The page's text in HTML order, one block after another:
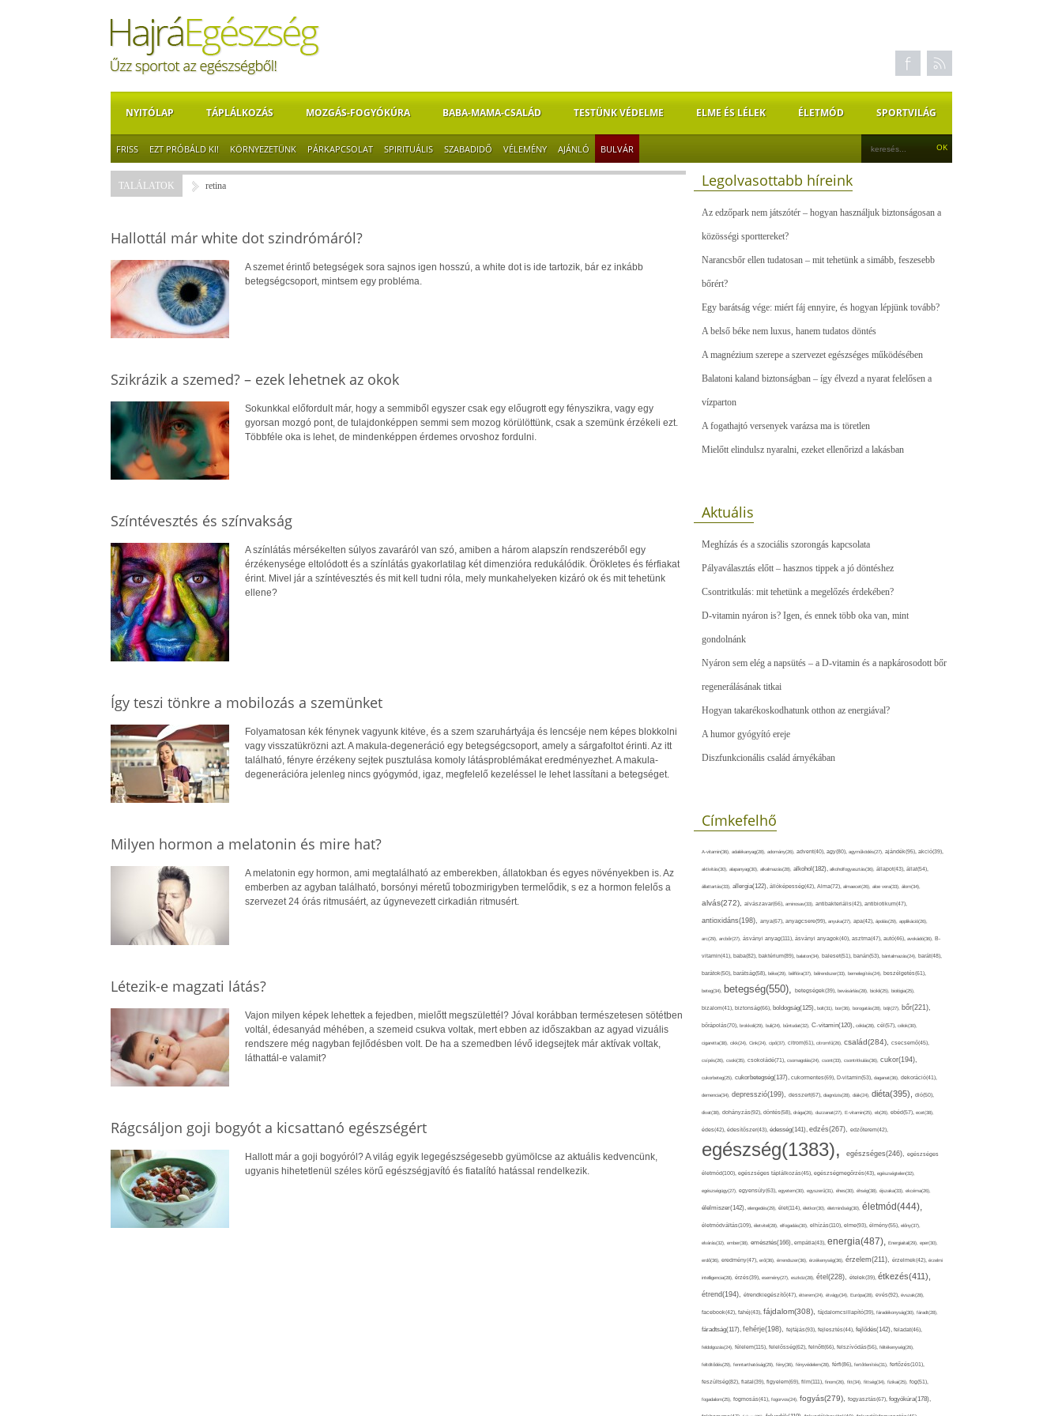
NYITÓLAP TÁPLÁLKOZÁS MOZGÁS-FOGYÓKÚRA BABA-MAMA-CSALÁD TESTÜNK VÉDELME ELME ÉS LÉLEK ÉLETMÓD SPORTVILÁG
FRISS EZT PRÓBÁLD KI! KÖRNYEZETÜNK PÁRKAPCSOLAT SPIRITUÁLIS SZABADIDŐ VÉLEMÉNY AJÁNLÓ BULVÁR
TALÁLATOK retina
Hallottál már white dot szindrómáról?
A szemet érintő betegségek sora sajnos igen hosszú, a white dot is ide tartozik, bár ez inkább
betegségcsoport, mintsem egy probléma.
Szikrázik a szemed? – ezek lehetnek az okok
Sokunkkal előfordult már, hogy a semmiből egyszer csak egy előugrott egy fényszikra, vagy egy
gyorsan mozgó pont, de tulajdonképpen semmi sem mozog körülöttünk, csak a szemünk érzékeli ezt.
Többféle oka is lehet, de mindenképpen érdemes orvoshoz fordulni.
Színtévesztés és színvakság
A színlátás mérsékelten súlyos zavaráról van szó, amiben a három alapszín rendszeréből egy
érzékenysége eltolódott és a színlátás gyakorlatilag két dimenzióra redukálódik. Örökletes és férfiakat
érint. Mivel jár a színtévesztés és mit kell tudni róla, mely munkahelyeken kizáró ok és mit tehetünk
ellene?
Így teszi tönkre a mobilozás a szemünket
Folyamatosan kék fénynek vagyunk kitéve, és a szem szaruhártyája és lencséje nem képes blokkolni
vagy visszatükrözni azt. A makula-degeneráció egy betegségcsoport, amely a sárgafoltot érinti. Az itt
található, fényre érzékeny sejtek pusztulása komoly látásproblémákat eredményezhet. A makula-
degenerációra jelenleg nincs gyógymód, igaz, megfelelő kezeléssel le lehet lassítani a betegséget.
Milyen hormon a melatonin és mire hat?
A melatonin egy hormon, ami megtalálható az emberekben, állatokban és egyes növényekben is. Az
emberben az agyban található, borsónyi méretű tobozmirigyben termelődik, s ez a hormon felelős a
szervezet 24 órás ritmusáért, az úgynevezett cirkadián ritmusért.
Létezik-e magzati látás?
Vajon milyen képek lehettek a fejedben, mielőtt megszülettél? Jóval korábban természetesen sötétben
voltál, édesanyád méhében, a szemeid csukva voltak, mert ebben az időszakban az agyad vizuális
rendszere még nagyban fejlődésben volt. De ha a szemedben lévő idegsejtek már aktívak voltak,
láthattál-e valamit?
Rágcsáljon goji bogyót a kicsattanó egészségért
Hallott már a goji bogyóról? A világ egyik legegészségesebb gyümölcse az aktuális kedvencünk,
ugyanis hihetetlenül széles körű egészségjavító és fiatalító hatással rendelkezik.
Legolvasottabb híreink
Az edzőpark nem játszótér – hogyan használjuk biztonságosan a
közösségi sporttereket?
Narancsbőr ellen tudatosan – mit tehetünk a simább, feszesebb
bőrért?
Egy barátság vége: miért fáj ennyire, és hogyan lépjünk tovább?
A belső béke nem luxus, hanem tudatos döntés
A magnézium szerepe a szervezet egészséges működésében
Balatoni kaland biztonságban – így élvezd a nyarat felelősen a
vízparton
A fogathajtó versenyek varázsa ma is töretlen
Mielőtt elindulsz nyaralni, ezeket ellenőrizd a lakásban
Aktuális
Meghízás és a szociális szorongás kapcsolata
Pályaválasztás előtt – hasznos tippek a jó döntéshez
Csontritkulás: mit tehetünk a megelőzés érdekében?
D-vitamin nyáron is? Igen, és ennek több oka van, mint
gondolnánk
Nyáron sem elég a napsütés – a D-vitamin és a napkárosodott bőr
regenerálásának titkai
Hogyan takarékoskodhatunk otthon az energiával?
A humor gyógyító ereje
Diszfunkcionális család árnyékában
Címkefelhő
A-vitamin(36), adalékanyag(28), adomány(26), advent(40), agy(80), agyműködés(27), ajándék(95), akció(39),
aktivitás(30), alapanyag(30), alkalmazás(28), alkohol(182), alkoholfogyasztás(36), állapot(43), állat(54),
állattartás(33), allergia(122), állóképesség(42), Alma(72), almaecet(26), aloe vera(33), álom(34),
alvás(272), alvászavar(66), aminosav(33), antibakteriális(42), antibiotikum(47),
antioxidáns(198), anya(67), anyagcsere(99), anyuka(27), apa(42), ápolás(29), applikáció(26),
arc(29), arcbőr(27), ásványi anyag(111), ásványi anyagok(40), asztma(47), autó(46), avokádó(36), B-
vitamin(41), baba(82), baktérium(89), balaton(34), baleset(51), banán(53), bántalmazás(24), barát(48),
barátok(50), barátság(58), béke(29), bélflóra(37), bélrendszer(33), bemelegítés(24), beszélgetés(61),
beteg(34), betegség(550), betegségek(39), bevásárlás(28), bicikli(25), biológia(25),
bizalom(41), biztonság(66), boldogság(125), bolt(31), bor(36), borogatás(28), böjt(27), bőr(221),
bőrápolás(70), brokkoli(29), buli(24), bűntudat(32), C-vitamin(120), cékla(28), cél(57), célok(30),
cigaretta(38), cikk(24), Cink(24), cipő(37), citrom(61), citromfű(26), család(284), csecsemő(45),
csípés(26), csoki(35), csokoládé(71), csomagolás(24), csont(33), csontritkulás(36), cukor(194),
cukorbeteg(25), cukorbetegség(137), cukormentes(69), D-vitamin(53), daganat(36), dekoráció(41),
demencia(34), depresszió(199), desszert(67), diagnózis(28), diák(24), diéta(395), dió(50),
divat(38), dohányzás(92), döntés(58), drága(26), duzzanat(27), E-vitamin(25), eb(26), ebéd(57), ecet(38),
édes(42), édesítőszer(43), édesség(141), edzés(267), edzőterem(42),
egészség(1383), egészséges(246), egészséges
életmód(100), egészséges táplálkozás(45), egészségmegőrzés(43), egészségtelen(32),
egészségügy(27), egyensúly(63), egyetem(30), egyszerű(31), éhes(30), éhség(38), éjszaka(33), ekcéma(26),
élelmiszer(142), elengedés(29), élet(114), életkor(30), életminőség(30), életmód(444),
életmódváltás(109), életvitel(28), elfogadás(30), elhízás(110), elme(93), élmény(55), előny(37),
elvárás(32), ember(38), emésztés(166), empátia(43), energia(487), Energiaital(29), eper(30),
erdő(36), eredmény(47), erő(36), érrendszer(36), érzékenység(36), érzelem(211), érzelmek(42), érzelmi
intelligencia(28), érzés(39), esemény(27), eszköz(28), étel(228), ételek(39), étkezés(411),
étrend(194), étrendkiegészítő(47), étterem(24), étvágy(34), Európa(28), evés(92), évszak(28),
facebook(42), fahéj(43), fájdalom(308), fájdalomcsillapító(39), fáradékonyság(30), fáradt(28),
fáradtság(117), fehérje(198), fejfájás(93), fejlesztés(44), fejlődés(142), feladat(46),
feldolgozás(24), félelem(115), felelősség(62), felnőtt(66), felszívódás(56), féltékenység(26),
feltöltődés(29), fenntarthatóság(29), fény(36), fényvédelem(28), férfi(86), fertőtlenítés(31), fertőzés(101),
feszültség(82), fiatal(39), figyelem(69), film(111), finom(26), fitt(34), fittség(34), fizikai(25), fog(51),
fogadalom(25), fogmosás(41), fogorvos(24), fogyás(279), fogyasztás(67), fogyókúra(178),